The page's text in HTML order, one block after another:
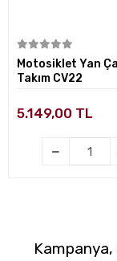
Sepete
Motosiklet Yan
Takım CV22
5.149,00 TL